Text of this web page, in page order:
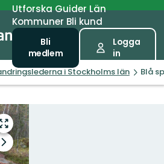
UtforskaGuiderLän
Kommuner Bli kund
Bli
medlem
Logga
in
i Stockholms län Blå
Gå
till
helskärmsläge
Nästa
bildspel